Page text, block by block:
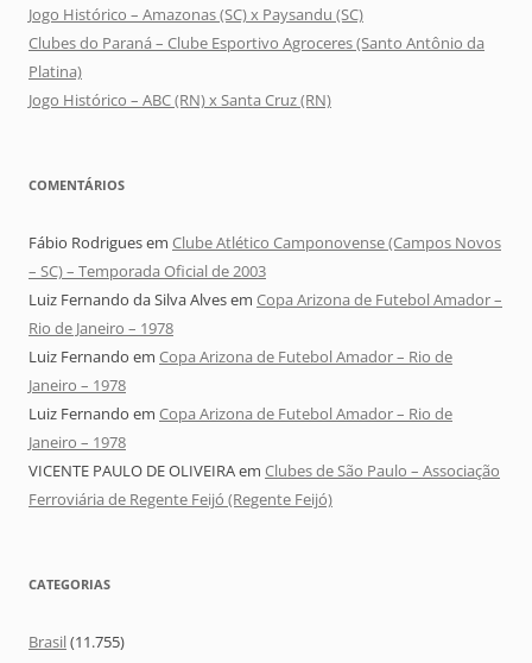
Jogo Histórico – Amazonas (SC) x Paysandu (SC)
Clubes do Paraná – Clube Esportivo Agroceres (Santo Antônio da
Platina)
Jogo Histórico – ABC (RN) x Santa Cruz (RN)
COMENTÁRIOS
Fábio Rodriguesem Clube Atlético Camponovense (Campos Novos
– SC) – Temporada Oficial de 2003
Luiz Fernando da Silva Alvesem Copa Arizona de Futebol Amador –
Rio de Janeiro – 1978
Luiz Fernando em Copa Arizona de Futebol Amador – Rio de
Janeiro – 1978
Luiz Fernando em Copa Arizona de Futebol Amador – Rio de
Janeiro – 1978
VICENTE PAULO DE OLIVEIRAem Clubes de São Paulo – Associação
Ferroviária de Regente Feijó (Regente Feijó)
CATEGORIAS
Brasil(11.755)